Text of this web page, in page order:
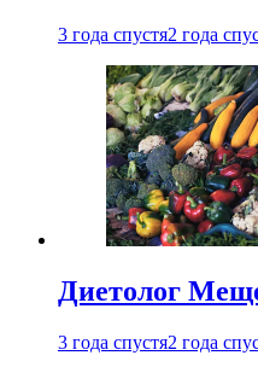
3 года спустя2 года
Диетолог
3 года спустя2 года